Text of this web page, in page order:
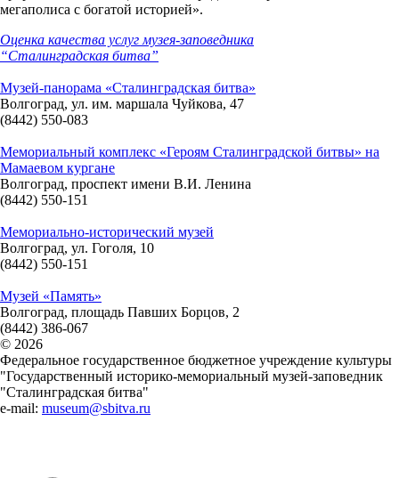
мегаполиса с богатой историей».
Оценка качества услуг музея-заповедника
“Сталинградская битва”
Музей-панорама «Сталинградская битва»
Волгоград, ул. им. маршала Чуйкова, 47
(8442) 550-083
Мемориальный комплекс «Героям Сталинградской битвы» на
Мамаевом кургане
Волгоград, проспект имени В.И. Ленина
(8442) 550-151
Мемориально-исторический музей
Волгоград, ул. Гоголя, 10
(8442) 550-151
Музей «Память»
Волгоград, площадь Павших Борцов, 2
(8442) 386-067
© 2026
Федеральное государственное бюджетное учреждение культуры
"Государственный историко-мемориальный музей-заповедник
"Сталинградская битва"
e-mail: museum@sbitva.ru